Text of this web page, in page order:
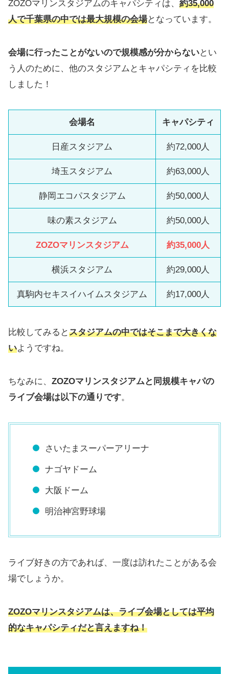
ZOZOマリンスタジアムのキャパシティは、 約35,000
人で千葉県の中では最大規模の会場となっています。
会場に行ったことがないので規模感が分からないとい
う人のために、他のスタジアムとキャパシティを比較
しました！
会場名 キャパシティ
日産スタジアム 約72,000人
埼玉スタジアム 約63,000人
静岡エコパスタジアム 約50,000人
味の素スタジアム 約50,000人
ZOZOマリンスタジアム 約35,000人
横浜スタジアム 約29,000人
真駒内セキスイハイムスタジアム 約17,000人
比較してみるとスタジアムの中ではそこまで大きくな
いようですね。
ちなみに、 ZOZOマリンスタジアムと同規模キャパの
ライブ会場は以下の通りです。
さいたまスーパーアリーナ
ナゴヤドーム
大阪ドーム
明治神宮野球場
ライブ好きの方であれば、一度は訪れたことがある会
場でしょうか。
ZOZOマリンスタジアムは、ライブ会場としては平均
的なキャパシティだと言えますね！